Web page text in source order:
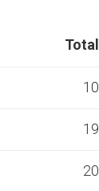
Total
10
19
20